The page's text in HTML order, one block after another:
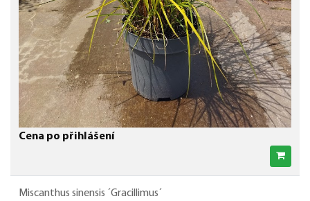
Cena po přihlášení
Miscanthus sinensis ´Gracillimus´